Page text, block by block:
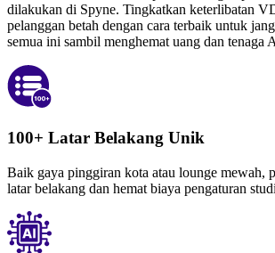
dilakukan di Spyne. Tingkatkan keterlibatan
pelanggan betah dengan cara terbaik untuk
semua ini sambil menghemat uang dan tenaga
100+ Latar Belakang Unik
Baik gaya pinggiran kota atau lounge mewah,
latar belakang dan hemat biaya pengaturan